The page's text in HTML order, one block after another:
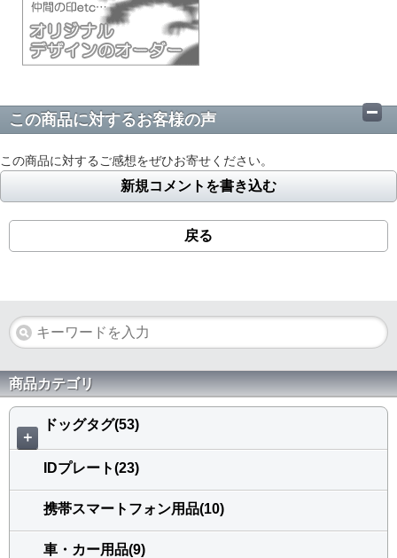
この商品に対するお客様の声
この商品に対するご感想をぜひお寄せください。
新規コメントを書き込む
戻る
商品カテゴリ
＋
ドッグタグ(53)
IDプレート(23)
携帯スマートフォン用品(10)
車・カー用品(9)